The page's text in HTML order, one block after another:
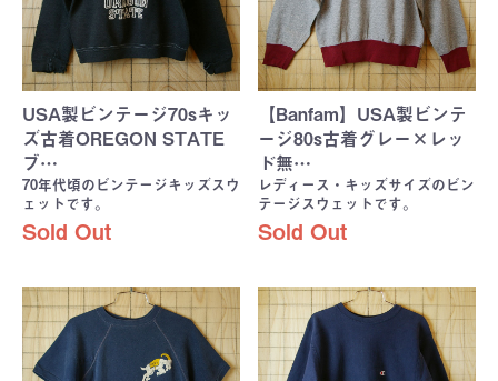
USA製ビンテージ70sキッ
ズ古着OREGON STATE
ブ…
70年代頃のビンテージキッズスウ
ェットです。
Sold Out
【Banfam】USA製ビンテ
ージ80s古着グレー×レッ
ド無…
レディース・キッズサイズのビン
テージスウェットです。
Sold Out